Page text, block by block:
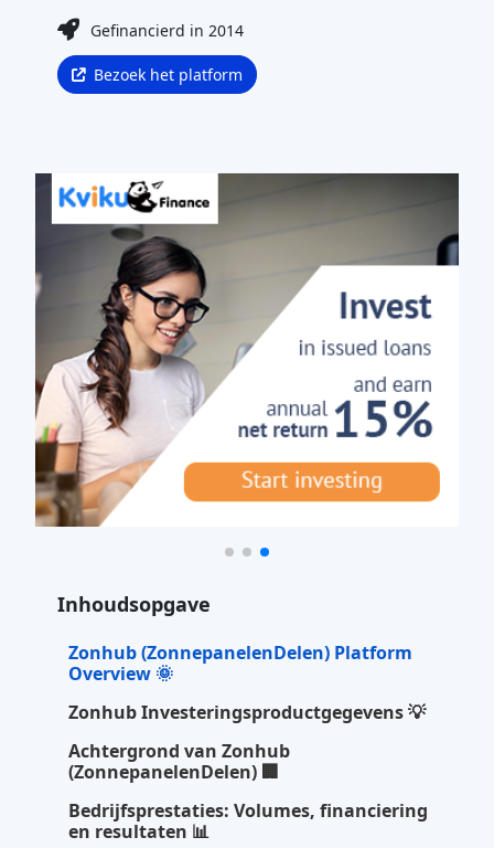
Gefinancierd in 2014
Bezoek het platform
Inhoudsopgave
Zonhub (ZonnepanelenDelen) Platform
Overview 🌞
Zonhub Investeringsproductgegevens 💡
Achtergrond van Zonhub
(ZonnepanelenDelen) 🏢
Bedrijfsprestaties: Volumes, financiering
en resultaten 📊